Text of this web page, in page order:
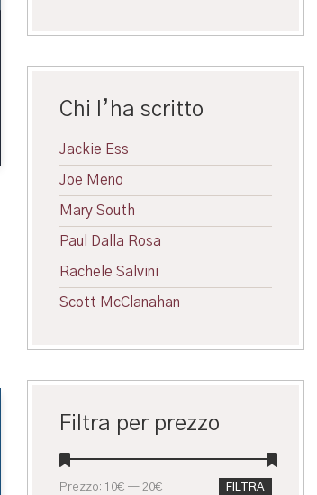
Chi l’ha scritto
Jackie Ess
Joe Meno
Mary South
Paul Dalla Rosa
Rachele Salvini
Scott McClanahan
Filtra per prezzo
Prezzo
Prezzo
FILTRA
Prezzo: 10€ — 20€